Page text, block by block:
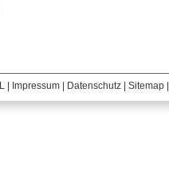
| Impressum Datenschutz Sitemap